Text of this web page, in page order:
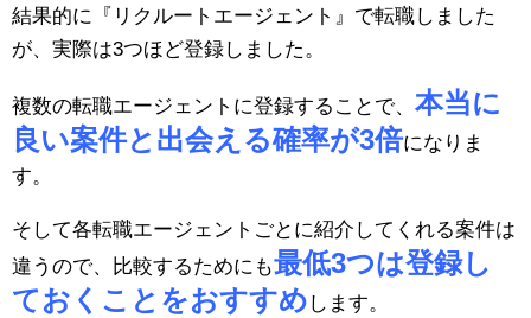
結果的に『リクルートエージェント』で転職しました
が、実際は3つほど登録しました。
複数の転職エージェントに登録することで、 本当に
良い案件と出会える確率が3倍になりま
す。
そして各転職エージェントごとに紹介してくれる案件は
違うので、比較するためにも最低3つは登録し
ておくことをおすすめ します。